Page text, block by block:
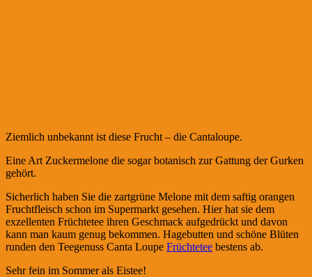
Ziemlich unbekannt ist diese Frucht – die Cantaloupe.
Eine Art Zuckermelone die sogar botanisch zur Gattung der Gurken
gehört.
Sicherlich haben Sie die zartgrüne Melone mit dem saftig orangen
Fruchtfleisch schon im Supermarkt gesehen. Hier hat sie dem
exzellenten Früchtetee ihren Geschmack aufgedrückt und davon
kann man kaum genug bekommen. Hagebutten und schöne Blüten
runden den Teegenuss Canta Loupe Früchtetee bestens ab.
Sehr fein im Sommer als Eistee!